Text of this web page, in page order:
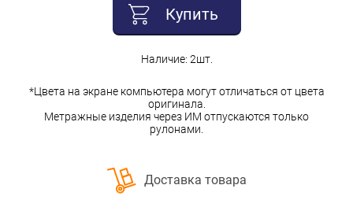
Купить
Наличие: 2шт.
*Цвета на экране компьютера могут отличаться от цвета
оригинала.
Метражные изделия через ИМ отпускаются только
рулонами.
Доставка товара